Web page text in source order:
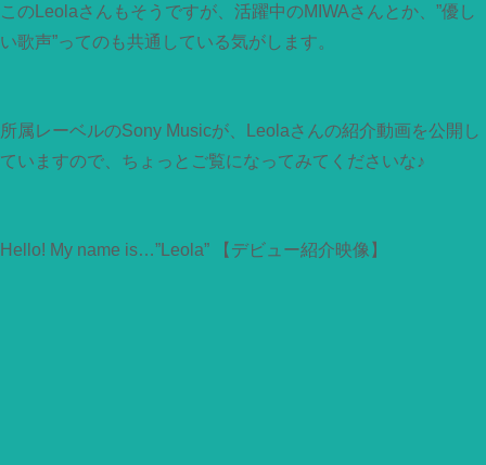
このLeolaさんもそうですが、活躍中のMIWAさんとか、”優し
い歌声”ってのも共通している気がします。
所属レーベルのSony Musicが、Leolaさんの紹介動画を公開し
ていますので、ちょっとご覧になってみてくださいな♪
Hello! My name is…”Leola” 【デビュー紹介映像】